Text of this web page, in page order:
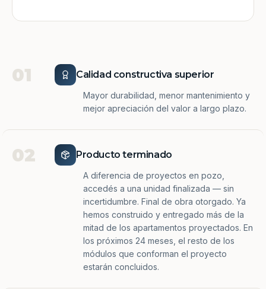
01 Calidad constructiva superior
Mayor durabilidad, menor mantenimiento y
mejor apreciación del valor a largo plazo.
02 Producto terminado
A diferencia de proyectos en pozo,
accedés a una unidad finalizada — sin
incertidumbre. Final de obra otorgado. Ya
hemos construido y entregado más de la
mitad de los apartamentos proyectados. En
los próximos 24 meses, el resto de los
módulos que conforman el proyecto
estarán concluidos.